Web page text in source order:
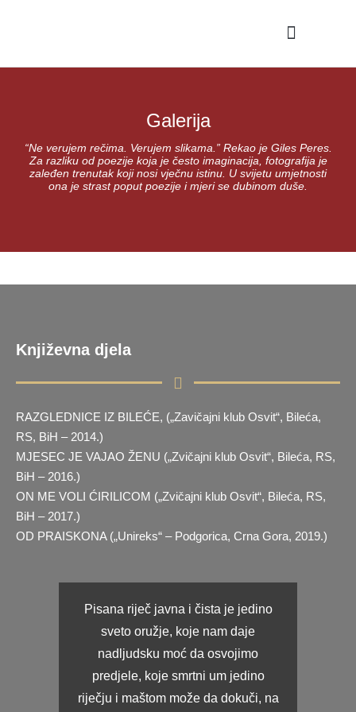
Galerija
“Ne verujem rečima. Verujem slikama.” Rekao je Giles Peres.
Za razliku od poezije koja je često imaginacija, fotografija je
zaleđen trenutak koji nosi vječnu istinu. U svijetu umjetnosti
ona je strast poput poezije i mjeri se dubinom duše.
Književna djela
RAZGLEDNICE IZ BILEĆE, („Zavičajni klub Osvit“, Bileća,
RS, BiH – 2014.)
MJESEC JE VAJAO ŽENU („Zvičajni klub Osvit“, Bileća, RS,
BiH – 2016.)
ON ME VOLI ĆIRILICOM („Zvičajni klub Osvit“, Bileća, RS,
BiH – 2017.)
OD PRAISKONA („Unireks“ – Podgorica, Crna Gora, 2019.)
Pisana riječ javna i čista je jedino
sveto oružje, koje nam daje
nadljudsku moć da osvojimo
predjele, koje smrtni um jedino
riječju i maštom može da dokuči, na